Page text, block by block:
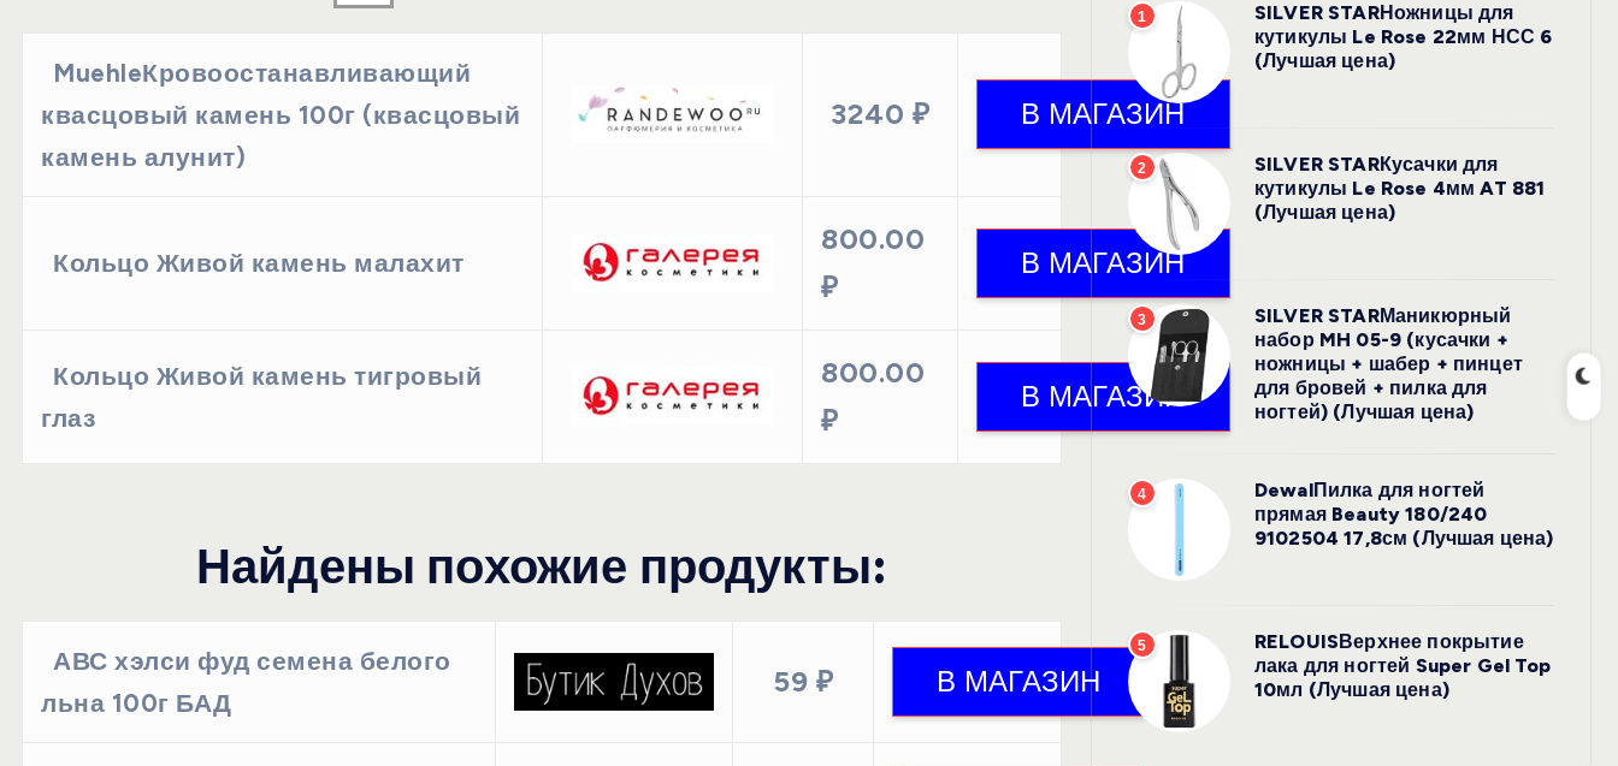
MuehleКровоостанавливающий
квасцовый камень 100г (квасцовый
камень алунит)
3240 ₽
Кольцо Живой камень малахит
800.00
₽
Кольцо Живой камень тигровый
глаз
800.00
₽
Найдены похожие продукты:
АВС хэлси фуд семена белого
льна 100г БАД
59 ₽
1
SILVER STARНожницы для
кутикулы Le Rose 22мм НСС 6
(Лучшая цена)
2
SILVER STARКусачки для
кутикулы Le Rose 4мм AT 881
(Лучшая цена)
3
SILVER STARМаникюрный
набор MH 05-9 (кусачки +
ножницы + шабер + пинцет
для бровей + пилка для
ногтей) (Лучшая цена)
4
DewalПилка для ногтей
прямая Beauty 180/240
9102504 17,8см (Лучшая цена)
5
RELOUISВерхнее покрытие
лака для ногтей Super Gel Top
10мл (Лучшая цена)